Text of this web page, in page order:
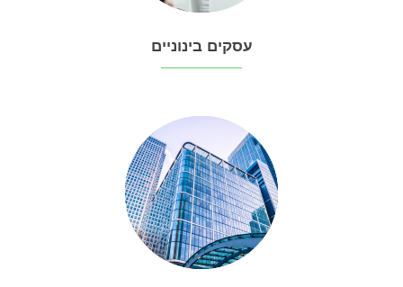
עסקים בינוניים